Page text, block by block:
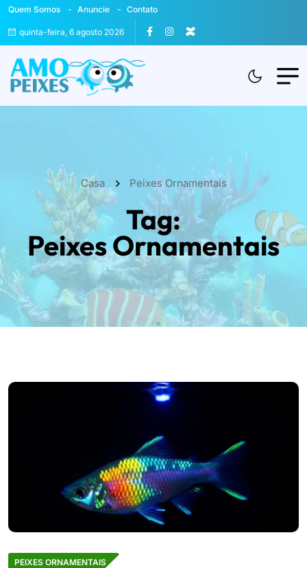
Quem Somos Anuncie Contato
quinta-feira, 6 agosto 2026
Casa Peixes Ornamentais
Tag:
Peixes Ornamentais
PEIXES ORNAMENTAIS